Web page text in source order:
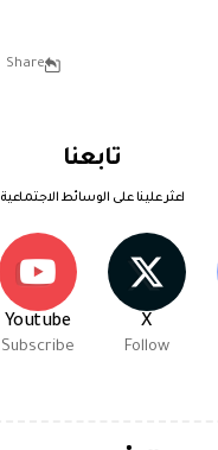
Share
تابعنا
اعثر علينا على الوسائط الاجتماعية
X
Follow
Youtube
Subscribe